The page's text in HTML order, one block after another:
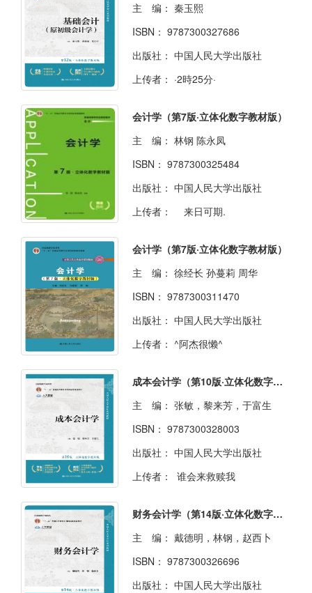
主 编： 秦玉熙
ISBN： 9787300327686
出版社： 中国人民大学出版社
上传者： ·2時25分·
会计学（第7版·立体化数字教材版）
主 编： 林钢 陈永凤
ISBN： 9787300325484
出版社： 中国人民大学出版社
上传者：
来日可期.
会计学（第7版·立体化数字教材版）
主 编： 徐经长 孙蔓莉 周华
ISBN： 9787300311470
出版社： 中国人民大学出版社
上传者： ^阿杰很懒^
成本会计学（第10版·立体化数字教材版）
主 编： 张敏，黎来芳，于富生
ISBN： 9787300328003
出版社： 中国人民大学出版社
上传者：
谁会来救赎我
财务会计学（第14版·立体化数字教材版）
主 编： 戴德明，林钢，赵西卜
ISBN： 9787300326696
出版社： 中国人民大学出版社